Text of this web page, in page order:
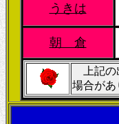
うきは
朝 倉
上記の
場合があ